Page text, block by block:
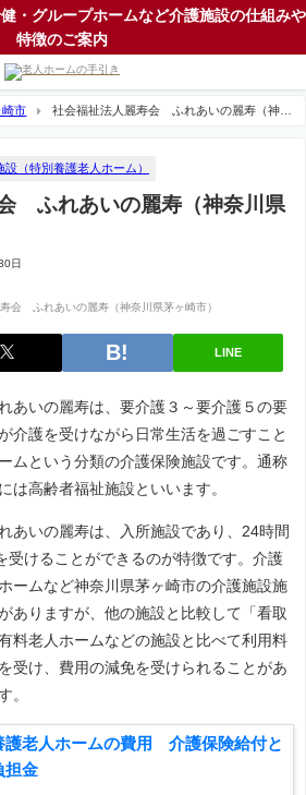
・グループホームなど介護施設の仕組みや
特徴のご案内
崎市
社会福祉法人麗寿会 ふれあいの麗寿（神奈
（特別養護老人ホーム）
ふれあいの麗寿（神奈川県
日
LINE
いの麗寿は、要介護３～要介護５の要
介護を受けながら日常生活を過ごすこと
ムという分類の介護保険施設です。通称
は高齢者福祉施設といいます。
いの麗寿は、入所施設であり、24時間
受けることができるのが特徴です。介護
ームなど神奈川県茅ヶ崎市の介護施設施
ありますが、他の施設と比較して「看取
料老人ホームなどの施設と比べて利用料
受け、費用の減免を受けられることがあ
。
護老人ホームの費用 介護保険給付と
担金